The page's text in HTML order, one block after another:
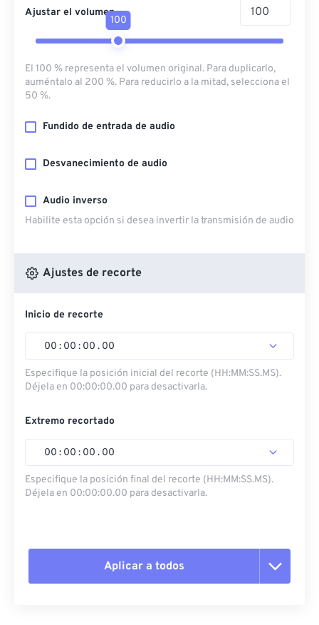
Ajustar el volumen
100
El 100 % representa el volumen original. Para duplicarlo,
auméntalo al 200 %. Para reducirlo a la mitad, selecciona el
50 %.
Fundido de entrada de audio
Desvanecimiento de audio
Audio inverso
Habilite esta opción si desea invertir la transmisión de audio
Ajustes de recorte
Inicio de recorte
00 : 00 : 00 . 00
Especifique la posición inicial del recorte (HH:MM:SS.MS).
Déjela en 00:00:00.00 para desactivarla.
Extremo recortado
00 : 00 : 00 . 00
Especifique la posición final del recorte (HH:MM:SS.MS).
Déjela en 00:00:00.00 para desactivarla.
Aplicar a todos